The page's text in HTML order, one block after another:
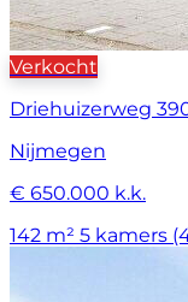
Verkocht
Driehuizerweg
Nijmegen
€ 650.000 k.k.
142 m² 5 kamers